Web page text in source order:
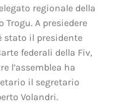
regionale della
Trogu. A presiedere
stato il presidente
federali della Fiv,
l’assemblea ha
il segretario
Volandri.